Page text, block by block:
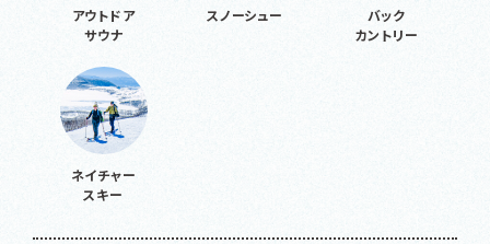
アウトドア
サウナ
スノーシュー
バック
カントリー
ネイチャー
スキー